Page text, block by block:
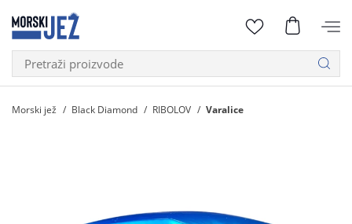
Morski jež Black Diamond RIBOLOV Varalice